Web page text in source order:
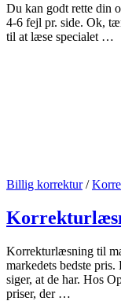
Du kan godt rette din
4-6 fejl pr. side. Ok,
til at læse specialet …
Billig korrektur/
Korrekturlæsning til
markedets bedste
siger, at de har. Hos
priser, der …